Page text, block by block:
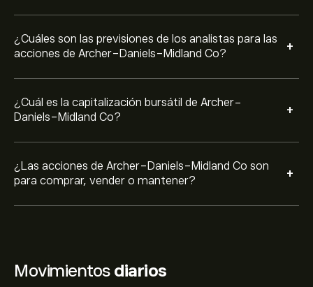
¿Cuáles son las previsiones de los analistas para las
acciones de Archer-Daniels-Midland Co?
+
¿Cuál es la capitalización bursátil de Archer-
Daniels-Midland Co?
+
¿Las acciones de Archer-Daniels-Midland Co son
para comprar, vender o mantener?
+
Movimientos diarios